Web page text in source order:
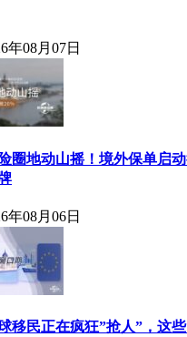
年08月07日
圈地动山摇！境外保单启
年08月06日
移民正在疯狂”抢人”，这